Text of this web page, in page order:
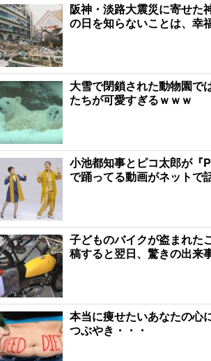
阪神・淡路大震災に寄せた
の日を知らないことは、幸
大雪で閉鎖された動物園で
たちが可愛すぎるｗｗｗ
小池都知事とピコ太郎が『
で踊ってる動画がネットで
子どものバイクが盗まれた
稿すると翌日、驚きの出来
本当に痩せたいあなたの心
つぶやき・・・